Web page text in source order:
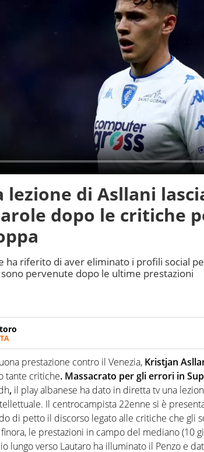
lezione di Asllani
dopo le critiche
ha riferito di aver eliminato i profili social
pervenute dopo le ultime prestazioni
racconta lo sport in tutte le sfaccettature.
sulle interviste ai grandi protagonisti
prestazione contro il Venezia, Kristjan
tante critiche. Massacrato per gli errori in
, il play albanese ha dato in diretta tv una
Il centrocampista 22enne si è
di petto il discorso legato alle critiche che gli
le prestazioni in campo del mediano (10
lungo verso Lautaro ha illuminato il Penzo e